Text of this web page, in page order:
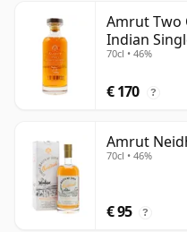
Amrut Two
Indian
70cl • 46%
€ 170 ?
Amrut
70cl • 46%
€ 95 ?